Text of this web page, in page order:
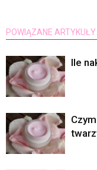
POWIĄZANE ARTYKUŁY
Ile